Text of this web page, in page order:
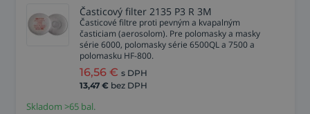
Časticový filter 2135 P3 R 3M
Časticové filtre proti pevným a kvapalným
časticiam (aerosolom). Pre polomasky a masky
série 6000, polomasky série 6500QL a 7500 a
polomasku HF-800.
16,56 € s DPH
13,47 € bez DPH
Skladom >65 bal.